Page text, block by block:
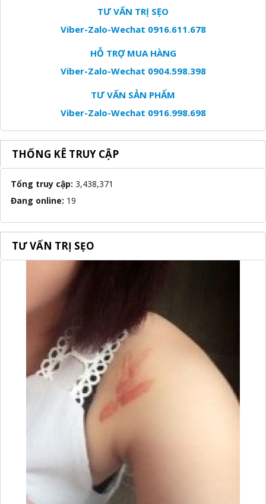
TƯ VẤN TRỊ SẸO
Viber-Zalo-Wechat 0916.611.678
HỖ TRỢ MUA HÀNG
Viber-Zalo-Wechat 0904.598.398
TƯ VẤN SẢN PHẨM
Viber-Zalo-Wechat 0916.998.698
THỐNG KÊ TRUY CẬP
Tổng truy cập: 3,438,371
Đang online: 19
TƯ VẤN TRỊ SẸO